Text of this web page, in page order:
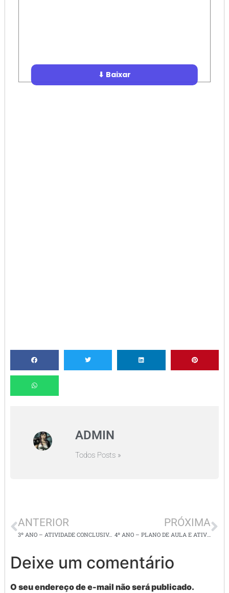
⬇ Baixar
ADMIN
Todos Posts »
ANTERIOR
3º ANO – ATIVIDADE CONCLUSIVA DE GEOGRAFIA
PRÓXIMA
4º ANO – PLANO DE AULA E ATIVIDADES DE GEOGRAFIA E HISTÓRIA/ A ECONOMIA AÇUCAREIRA
Deixe um comentário
O seu endereço de e-mail não será publicado.